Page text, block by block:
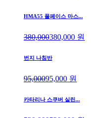
HMA55 풀페이스 마스...
380,000380,000 원
번지 나침반
95,00095,000 원
카타리나 스쿠버 실린...